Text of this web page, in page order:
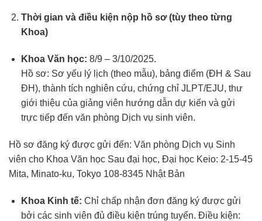
Thời gian và điều kiện nộp hồ sơ (tùy theo từng
Khoa)
Khoa Văn học: 8/9 – 3/10/2025.
Hồ sơ: Sơ yếu lý lịch (theo mẫu), bảng điểm (ĐH & Sau
ĐH), thành tích nghiên cứu, chứng chỉ JLPT/EJU, thư
giới thiệu của giảng viên hướng dẫn dự kiến và gửi
trực tiếp đến văn phòng Dịch vụ sinh viên.
Hồ sơ đăng ký được gửi đến: Văn phòng Dịch vụ Sinh
viên cho Khoa Văn học Sau đại học, Đại học Keio: 2-15-45
Mita, Minato-ku, Tokyo 108-8345 Nhật Bản
Khoa Kinh tế: Chỉ chấp nhận đơn đăng ký được gửi
bởi các sinh viên đủ điều kiện trúng tuyển. Điều kiện: